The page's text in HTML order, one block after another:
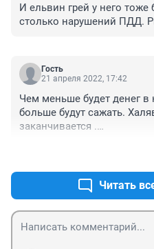
И ельвин грей у него тоже
столько нарушений ПДД.
Гость
21 апреля 2022, 17:42
Чем меньше будет денег в
больше будут сажать.
заканчивается .
Читать